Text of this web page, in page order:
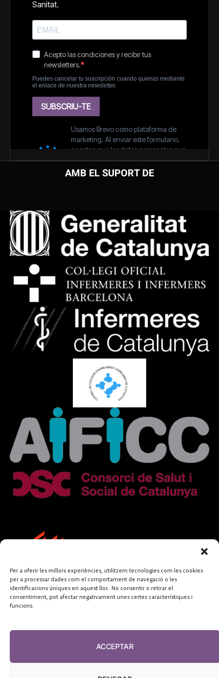
Per a oferir les millors experiències, utilitzem tecnologies com les cookies
per a processar dades com el comportament de navegació o les
identificacions úniques en aquest lloc. No consentir o retirar el
consentiment, pot afectar negativament unes certes característiques i
funcions.
ACCEPTAR
AMB EL SUPORT DE
FUNDACIÓ